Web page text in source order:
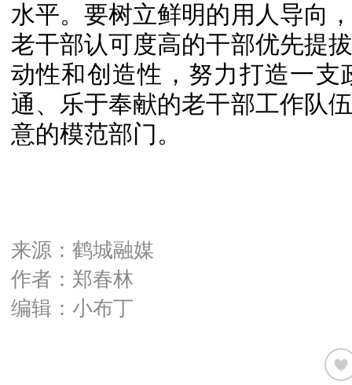
水平。要树立鲜明的用人导向
老干部认可度高的干部优先提
动性和创造性，努力打造一
通、乐于奉献的老干部工作队
意的模范部门。
来源：鹤城融媒
作者：郑春林
编辑：小布丁